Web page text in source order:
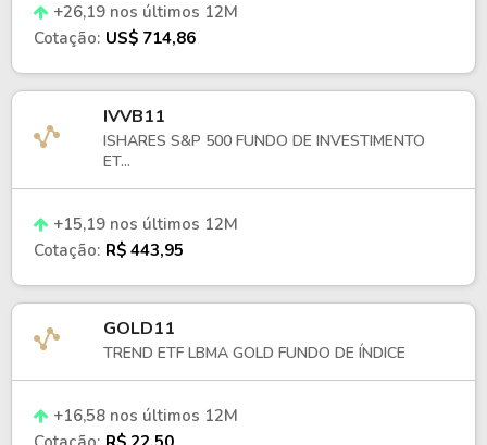
+26,19 nos últimos 12M
Cotação: US$ 714,86
IVVB11
ISHARES S&P 500 FUNDO DE INVESTIMENTO
ET...
+15,19 nos últimos 12M
Cotação: R$ 443,95
GOLD11
TREND ETF LBMA GOLD FUNDO DE ÍNDICE
+16,58 nos últimos 12M